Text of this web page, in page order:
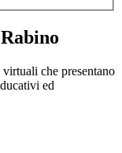
che presentano
ed